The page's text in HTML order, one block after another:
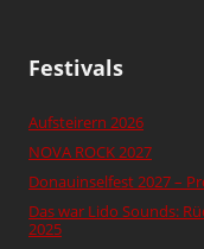
Festivals
Aufsteirern 2026
NOVA ROCK 2027
Donauinselfest 2027 –
Das war Lido Sounds:
2025